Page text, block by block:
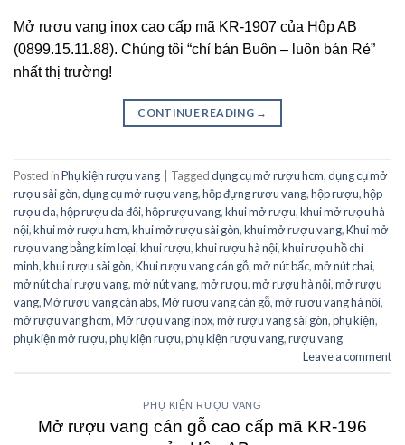
Mở rượu vang inox cao cấp mã KR-1907 của Hộp AB
(0899.15.11.88). Chúng tôi “chỉ bán Buôn – luôn bán Rẻ”
nhất thị trường!
CONTINUE READING →
Posted inPhụ kiện rượu vang Taggeddụng cụ mở rượu hcm,dụng cụ mở
rượu sài gòn,dụng cụ mở rượu vang,hộp đựng rượu vang,hộp rượu,hộp
rượu da,hộp rượu da đôi,hộp rượu vang,khui mở rượu,khui mở rượu hà
nội,khui mở rượu hcm,khui mở rượu sài gòn,khui mở rượu vang,Khui mở
rượu vang bằng kim loại,khui rượu,khui rượu hà nội,khui rượu hồ chí
minh,khui rượu sài gòn,Khui rượu vang cán gỗ,mở nút bấc,mở nút chai,
mở nút chai rượu vang,mở nút vang,mở rượu,mở rượu hà nội,mở rượu
vang,Mở rượu vang cán abs,Mở rượu vang cán gỗ,mở rượu vang hà nội,
mở rượu vang hcm,Mở rượu vang inox,mở rượu vang sài gòn,phụ kiện,
phụ kiện mở rượu,phụ kiện rượu,phụ kiện rượu vang,rượu vang
Leave a comment
PHỤ KIỆN RƯỢU VANG
Mở rượu vang cán gỗ cao cấp mã KR-196